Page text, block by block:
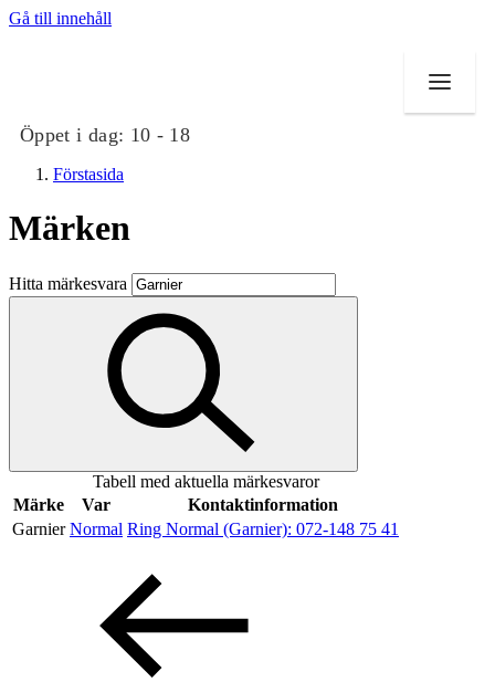
Gå till innehåll
Öppet i dag: 10 - 18
Butiker
Mat och dryck
Evenemang
Erbjudanden
Inspiration
Förstasida
Märken
Hitta märkesvara
Tabell med aktuella märkesvaror
Märke
Var
Kontaktinformation
Garnier Normal Ring Normal (Garnier): 072-148 75 41